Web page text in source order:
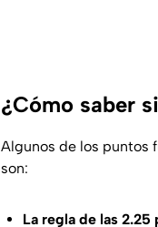
¿Cómo saber
Algunos de los puntos
son:
La regla de las 2.25